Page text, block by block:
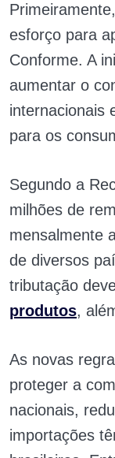
esforço para
Conforme. A
aumentar o
internacionais
para os
Segundo a
milhões de
mensalmente
de diversos
tributação
produtos,
As novas
proteger a
nacionais,
importações